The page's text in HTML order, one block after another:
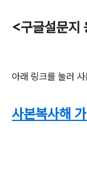
<구글설문지
아래 링크를 눌러
사본복사해 가